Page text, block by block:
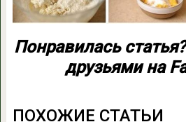
Понравилась
друзьями на
ПОХОЖИЕ СТАТЬИ